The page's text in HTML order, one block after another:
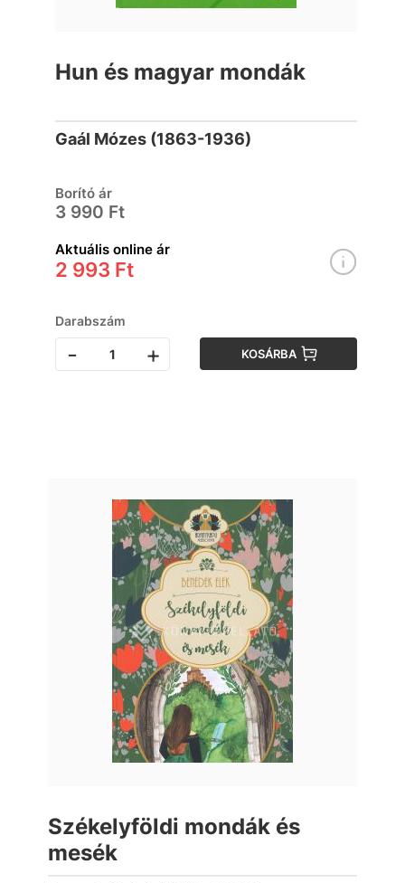
Hun és magyar mondák
Gaál Mózes (1863-1936)
Borító ár
3 990 Ft
Aktuális online ár
2 993 Ft
Darabszám
- + KOSÁRBA
Székelyföldi mondák és
mesék